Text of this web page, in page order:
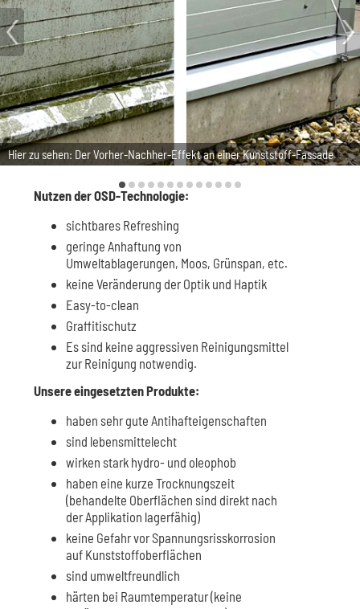
Hier zu sehen: Der Vorher-Nachher-Effekt an einer Kunststoff-Fassade
Nutzen der OSD-Technologie:
sichtbares Refreshing
geringe Anhaftung von
Umweltablagerungen, Moos, Grünspan, etc.
keine Veränderung der Optik und Haptik
Easy-to-clean
Graffitischutz
Es sind keine aggressiven Reinigungsmittel
zur Reinigung notwendig.
Unsere eingesetzten Produkte:
haben sehr gute Antihafteigenschaften
sind lebensmittelecht
wirken stark hydro- und oleophob
haben eine kurze Trocknungszeit
(behandelte Oberflächen sind direkt nach
der Applikation lagerfähig)
keine Gefahr vor Spannungsrisskorrosion
auf Kunststoffoberflächen
sind umweltfreundlich
härten bei Raumtemperatur (keine